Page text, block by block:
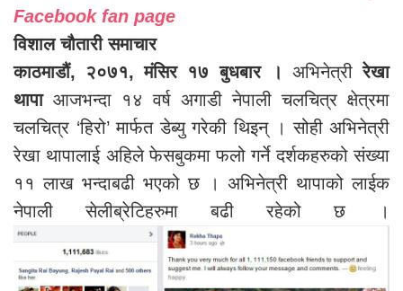
Facebook fan page
विशाल चौतारी समाचार
काठमाडौं, २०७१, मंसिर १७ बुधबार ।
अभिनेत्रीरेखा
थापाआजभन्दा १४ वर्ष अगाडी नेपाली चलचित्र क्षेत्रमा
चलचित्र ‘हिरो’ मार्फत डेब्यु गरेकी थिइन् । सोही अभिनेत्री
रेखा थापालाई अहिले फेसबुकमा फलो गर्ने दर्शकहरुको संख्या
११ लाख भन्दाबढी भएको छ । अभिनेत्री थापाको लाईक
नेपाली सेलीब्रेटिहरुमा बढी रहेको छ ।